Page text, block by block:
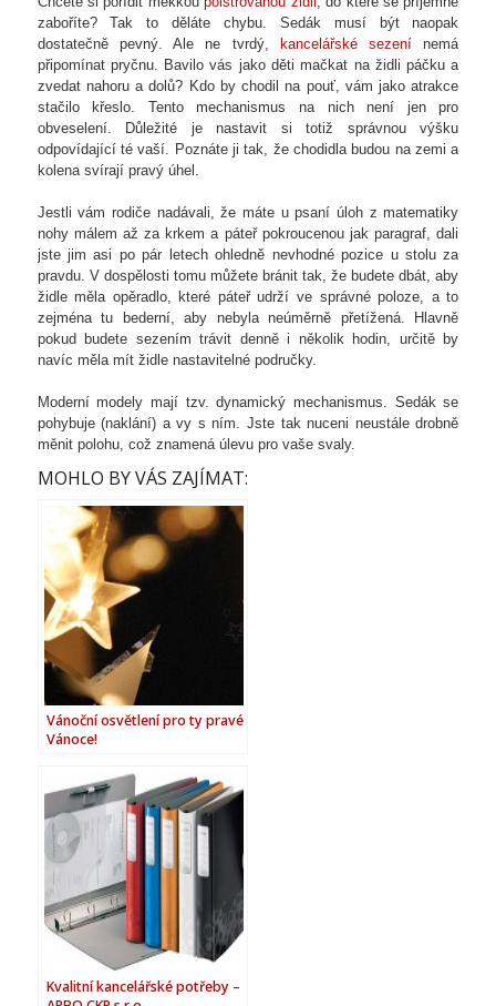
zaboříte? Tak to děláte chybu. Sedák musí být naopak
dostatečně pevný. Ale ne tvrdý, kancelářské sezení nemá
připomínat pryčnu. Bavilo vás jako děti mačkat na židli páčku a
zvedat nahoru a dolů? Kdo by chodil na pouť, vám jako atrakce
stačilo křeslo. Tento mechanismus na nich není jen pro
obveselení. Důležité je nastavit si totiž správnou výšku
odpovídající té vaší. Poznáte ji tak, že chodidla budou na zemi a
kolena svírají pravý úhel.
Jestli vám rodiče nadávali, že máte u psaní úloh z matematiky
nohy málem až za krkem a páteř pokroucenou jak paragraf, dali
jste jim asi po pár letech ohledně nevhodné pozice u stolu za
pravdu. V dospělosti tomu můžete bránit tak, že budete dbát, aby
židle měla opěradlo, které páteř udrží ve správné poloze, a to
zejména tu bederní, aby nebyla neúměrně přetížená. Hlavně
pokud budete sezením trávit denně i několik hodin, určitě by
navíc měla mít židle nastavitelné područky.
Moderní modely mají tzv. dynamický mechanismus. Sedák se
pohybuje (naklání) a vy s ním. Jste tak nuceni neustále drobně
měnit polohu, což znamená úlevu pro vaše svaly.
MOHLO BY VÁS ZAJÍMAT:
Vánoční osvětlení pro ty pravé
Vánoce!
Kvalitní kancelářské potřeby –